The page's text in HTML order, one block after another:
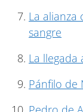
La alianza
sangre
La llegada
Pánfilo de